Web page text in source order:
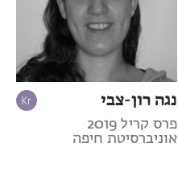
נגה רון-צבי
פרס קריל 2019
אוניברסיטת חיפה